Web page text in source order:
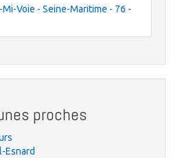
Voie - Seine-Maritime - 76 -
proches
Esnard